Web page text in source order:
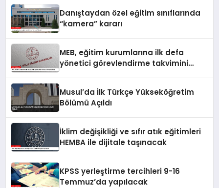
Danıştaydan özel eğitim sınıflarında
“kamera” kararı
MEB, eğitim kurumlarına ilk defa
yönetici görevlendirme takvimini
Musul’da İlk Türkçe Yükseköğretim
Bölümü Açıldı
İklim değişikliği ve sıfır atık eğitimleri
HEMBA ile dijitale taşınacak
KPSS yerleştirme tercihleri 9-16
Temmuz’da yapılacak